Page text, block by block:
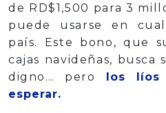
de RD$1,500 para 3
puede usarse en
país. Este bono, que
cajas navideñas, busca
digno… pero
los
esperar.